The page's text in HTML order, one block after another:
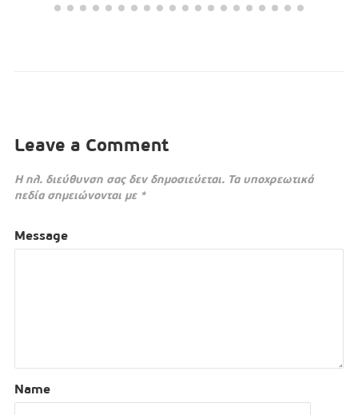
Leave a Comment
Η ηλ. διεύθυνση σας δεν δημοσιεύεται. Τα υποχρεωτικά
πεδία σημειώνονται με *
Message
Name